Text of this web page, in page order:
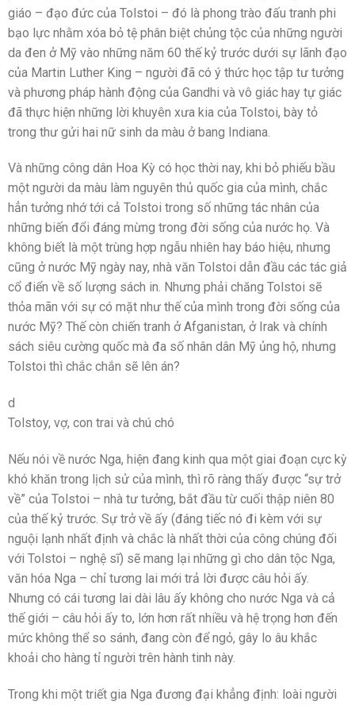
giáo – đạo đức của Tolstoi – đó là phong trào đấu tranh phi
bạo lực nhằm xóa bỏ tệ phân biệt chủng tộc của những người
da đen ở Mỹ vào những năm 60 thế kỷ trước dưới sự lãnh đạo
của Martin Luther King – người đã có ý thức học tập tư tưởng
và phương pháp hành động của Gandhi và vô giác hay tự giác
đã thực hiện những lời khuyên xưa kia của Tolstoi, bày tỏ
trong thư gửi hai nữ sinh da màu ở bang Indiana.
Và những công dân Hoa Kỳ có học thời nay, khi bỏ phiếu bầu
một người da màu làm nguyên thủ quốc gia của mình, chắc
hẳn tưởng nhớ tới cả Tolstoi trong số những tác nhân của
những biến đổi đáng mừng trong đời sống của nước họ. Và
không biết là một trùng hợp ngẫu nhiên hay báo hiệu, nhưng
cũng ở nước Mỹ ngày nay, nhà văn Tolstoi dẫn đầu các tác giả
cổ điển về số lượng sách in. Nhưng phải chăng Tolstoi sẽ
thỏa mãn với sự có mặt như thế của mình trong đời sống của
nước Mỹ? Thế còn chiến tranh ở Afganistan, ở Irak và chính
sách siêu cường quốc mà đa số nhân dân Mỹ ủng hộ, nhưng
Tolstoi thì chắc chắn sẽ lên án?
d
Tolstoy, vợ, con trai và chú chó
Nếu nói về nước Nga, hiện đang kinh qua một giai đoạn cực kỳ
khó khăn trong lịch sử của mình, thì rõ ràng thấy được “sự trở
về” của Tolstoi – nhà tư tưởng, bắt đầu từ cuối thập niên 80
của thế kỷ trước. Sự trở về ấy (đáng tiếc nó đi kèm với sự
nguội lạnh nhất định và chắc là nhất thời của công chúng đối
với Tolstoi – nghệ sĩ) sẽ mang lại những gì cho dân tộc Nga,
văn hóa Nga – chỉ tương lai mới trả lời được câu hỏi ấy.
Nhưng có cái tương lai dài lâu ấy không cho nước Nga và cả
thế giới – câu hỏi ấy to, lớn hơn rất nhiều và hệ trọng hơn đến
mức không thể so sánh, đang còn để ngỏ, gây lo âu khắc
khoải cho hàng tỉ người trên hành tinh này.
Trong khi một triết gia Nga đương đại khẳng định: loài người